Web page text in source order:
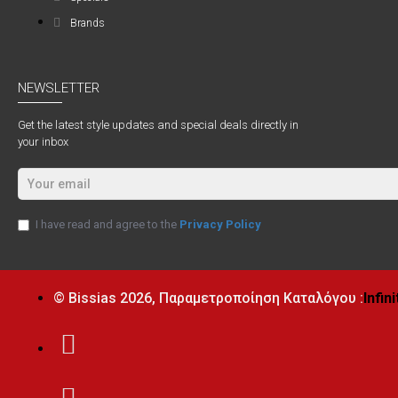
Brands
NEWSLETTER
Get the latest style updates and special deals directly in
your inbox
I have read and agree to the Privacy Policy
© Bissias 2026, Παραμετροποίηση Καταλόγου :